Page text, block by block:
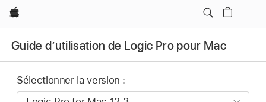
Apple
Guide d’utilisation de Logic Pro pour Mac
Sélectionner la version :